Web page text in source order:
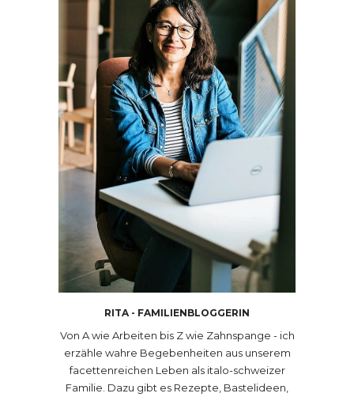
RITA - FAMILIENBLOGGERIN
Von A wie Arbeiten bis Z wie Zahnspange - ich
erzähle wahre Begebenheiten aus unserem
facettenreichen Leben als italo-schweizer
Familie. Dazu gibt es Rezepte, Bastelideen,